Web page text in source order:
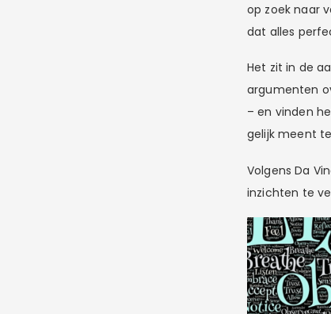
op zoek naar
dat alles
Het zit in de
argumenten
– en vinden
gelijk meent
Volgens Da
inzichten te